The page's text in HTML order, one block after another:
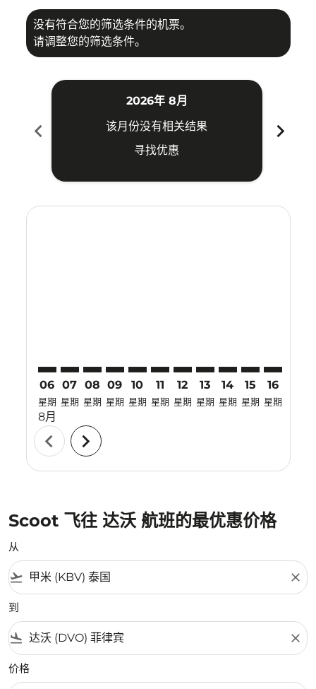
没有符合您的筛选条件的机票。
请调整您的筛选条件。
chevron_left
2026年 8月
该月份没有相关结果
寻找优惠
chevron_right
06
星期
8月
07
星期
08
星期
09
星期
10
星期
11
星期
12
星期
13
星期
14
星期
15
星期
16
星期
chevron_left chevron_right
Scoot 飞往 达沃 航班的最优惠价格
从
flight_takeoff close
到
flight_land close
价格